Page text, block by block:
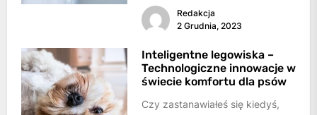
jak ból brzucha, niestrawność
Redakcja
2 Grudnia, 2023
Inteligentne legowiska –
Technologiczne innowacje w
świecie komfortu dla psów
Czy zastanawiałeś się kiedyś,